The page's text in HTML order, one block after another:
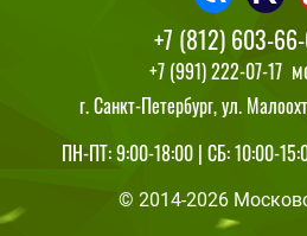
ПН-ПТ: 9:00-18:00 | СБ: 10:00-
© 2014-2026
+7 (812) 603-
+7 (991) 222-07-17
г. Санкт-Петербург, ул.